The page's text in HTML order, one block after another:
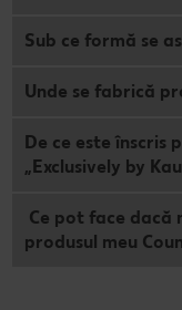
Sub ce formă se
Unde se fabrică
De ce este înscris
„Exclusively by
Ce pot face dacă
produsul meu